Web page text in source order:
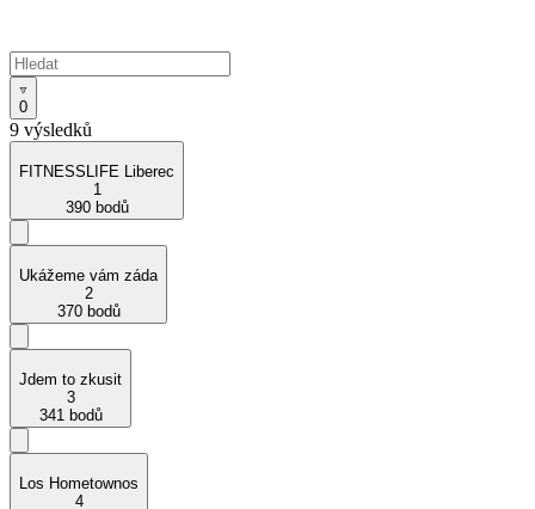
0
9 výsledků
FITNESSLIFE Liberec
1
390 bodů
Ukážeme vám záda
2
370 bodů
Jdem to zkusit
3
341 bodů
Los Hometownos
4